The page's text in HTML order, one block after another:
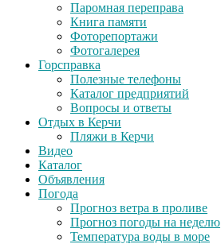
Паромная переправа
Книга памяти
Фоторепортажи
Фотогалерея
Горсправка
Полезные телефоны
Каталог предприятий
Вопросы и ответы
Отдых в Керчи
Пляжи в Керчи
Видео
Каталог
Объявления
Погода
Прогноз ветра в проливе
Прогноз погоды на неделю
Температура воды в море